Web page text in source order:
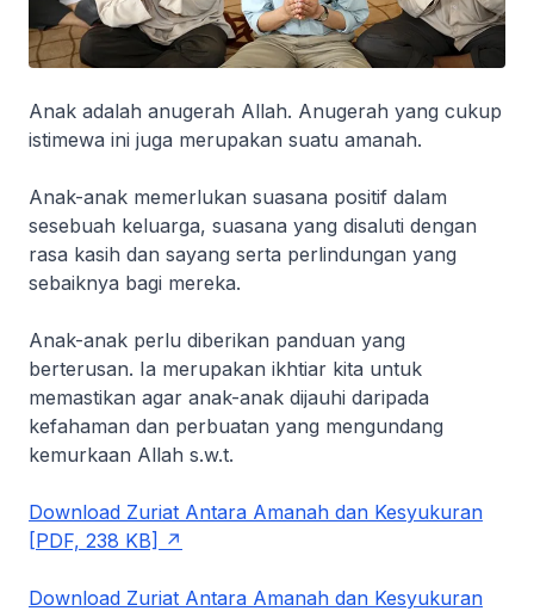
Anak adalah anugerah Allah. Anugerah yang cukup
istimewa ini juga merupakan suatu amanah.
Anak-anak memerlukan suasana positif dalam
sesebuah keluarga, suasana yang disaluti dengan
rasa kasih dan sayang serta perlindungan yang
sebaiknya bagi mereka.
Anak-anak perlu diberikan panduan yang
berterusan. Ia merupakan ikhtiar kita untuk
memastikan agar anak-anak dijauhi daripada
kefahaman dan perbuatan yang mengundang
kemurkaan Allah s.w.t.
Download Zuriat Antara Amanah dan Kesyukuran
[PDF, 238 KB]
Download Zuriat Antara Amanah dan Kesyukuran